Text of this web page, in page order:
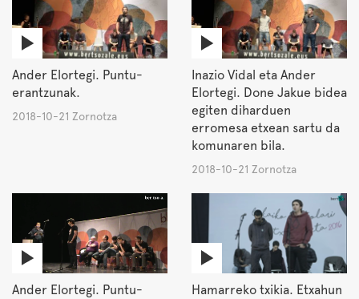
Ander Elortegi. Puntu-
erantzunak.
2018-10-21 Zornotza
Inazio Vidal eta Ander
Elortegi. Done Jakue bidea
egiten diharduen
erromesa etxean sartu da
komunaren bila.
2018-10-21 Zornotza
Ander Elortegi. Puntu-
Hamarreko txikia. Etxahun